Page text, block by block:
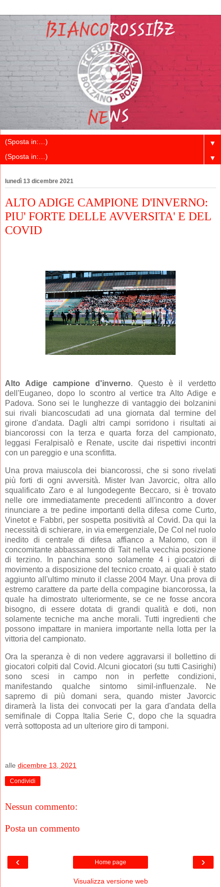
▼
▼
lunedì 13 dicembre 2021
ALTO ADIGE CAMPIONE D'INVERNO:
PIU' FORTE DELLE AVVERSITA' E DEL
COVID
Alto Adige campione d'inverno. Questo è il verdetto
dell'Euganeo, dopo lo scontro al vertice tra Alto Adige e
Padova. Sono sei le lunghezze di vantaggio dei bolzanini
sui rivali biancoscudati ad una giornata dal termine del
girone d'andata. Dagli altri campi sorridono i risultati ai
biancorossi con la terza e quarta forza del campionato,
leggasi Feralpisalò e Renate, uscite dai rispettivi incontri
con un pareggio e una sconfitta.
Una prova maiuscola dei biancorossi, che si sono rivelati
più forti di ogni avversità. Mister Ivan Javorcic, oltra allo
squalificato Zaro e al lungodegente Beccaro, si è trovato
nelle ore immediatamente precedenti all'incontro a dover
rinunciare a tre pedine importanti della difesa come Curto,
Vinetot e Fabbri, per sospetta positività al Covid. Da qui la
necessità di schierare, in via emergenziale, De Col nel ruolo
inedito di centrale di difesa affianco a Malomo, con il
concomitante abbassamento di Tait nella vecchia posizione
di terzino. In panchina sono solamente 4 i giocatori di
movimento a disposizione del tecnico croato, ai quali è stato
aggiunto all'ultimo minuto il classe 2004 Mayr. Una prova di
estremo carattere da parte della compagine biancorossa, la
quale ha dimostrato ulteriormente, se ce ne fosse ancora
bisogno, di essere dotata di grandi qualità e doti, non
solamente tecniche ma anche morali. Tutti ingredienti che
possono impattare in maniera importante nella lotta per la
vittoria del campionato.
Ora la speranza è di non vedere aggravarsi il bollettino di
giocatori colpiti dal Covid. Alcuni giocatori (su tutti Casirighi)
sono scesi in campo non in perfette condizioni,
manifestando qualche sintomo simil-influenzale. Ne
sapremo di più domani sera, quando mister Javorcic
diramerà la lista dei convocati per la gara d'andata della
semifinale di Coppa Italia Serie C, dopo che la squadra
verrà sottoposta ad un ulteriore giro di tamponi.
alle dicembre 13, 2021
Condividi
Nessun commento:
Posta un commento
‹ ›
Home page
Visualizza versione web